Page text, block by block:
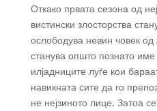
Откако првата сезона од
вистински злосторства
ослободува невин човек од
станува општо познато
илјадниците луѓе кои
навикната сите да го
не нејзиното лице. Затоа